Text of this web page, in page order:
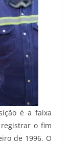
é a faixa
o fim
de 1996. O